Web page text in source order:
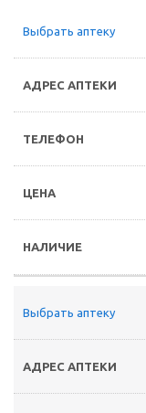
Выбрать аптеку
Выбрать аптеку